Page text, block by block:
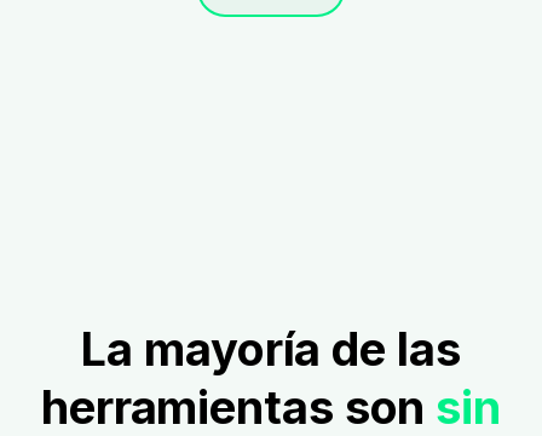
La mayoría de las
herramientas son sin